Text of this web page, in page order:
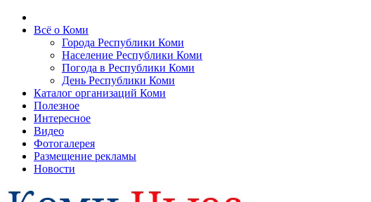
Всё о Коми
Города Республики Коми
Население Республики Коми
Погода в Республики Коми
День Республики Коми
Каталог организаций Коми
Полезное
Интересное
Видео
Фотогалерея
Размещение рекламы
Новости